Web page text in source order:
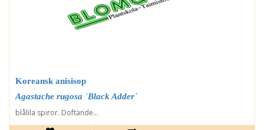
Koreansk anisisop
Agastache rugosa `Black Adder´
blålila spiror. Doftande...